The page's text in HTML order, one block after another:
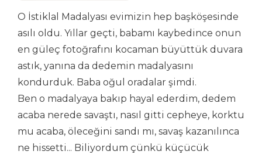
O İstiklal Madalyası evimizin hep başköşesinde
asılı oldu. Yıllar geçti, babamı kaybedince onun
en güleç fotoğrafını kocaman büyüttük duvara
astık, yanına da dedemin madalyasını
kondurduk. Baba oğul oradalar şimdi.
Ben o madalyaya bakıp hayal ederdim, dedem
acaba nerede savaştı, nasıl gitti cepheye, korktu
mu acaba, öleceğini sandı mı, savaş kazanılınca
ne hissetti... Biliyordum çünkü küçücük